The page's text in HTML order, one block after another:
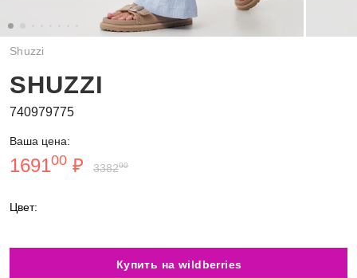
Shuzzi
SHUZZI
740979775
Ваша цена:
169100 ₽ 338200
Цвет:
Купить на wildberries